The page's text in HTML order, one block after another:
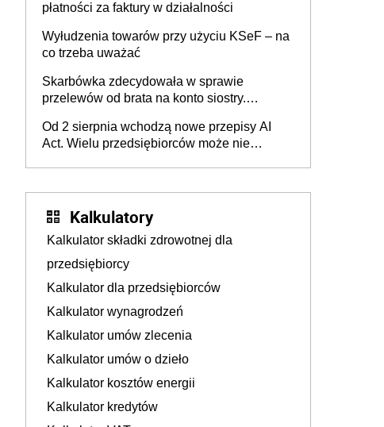
płatności za faktury w działalności
Wyłudzenia towarów przy użyciu KSeF – na
co trzeba uważać
Skarbówka zdecydowała w sprawie
przelewów od brata na konto siostry.
darowizna, ale podatku jednak nie będzie
Od 2 sierpnia wchodzą nowe przepisy AI
Act. Wielu przedsiębiorców może nie
Kalkulatory
Kalkulator składki zdrowotnej dla
przedsiębiorcy
Kalkulator dla przedsiębiorców
Kalkulator wynagrodzeń
Kalkulator umów zlecenia
Kalkulator umów o dzieło
Kalkulator kosztów energii
Kalkulator kredytów